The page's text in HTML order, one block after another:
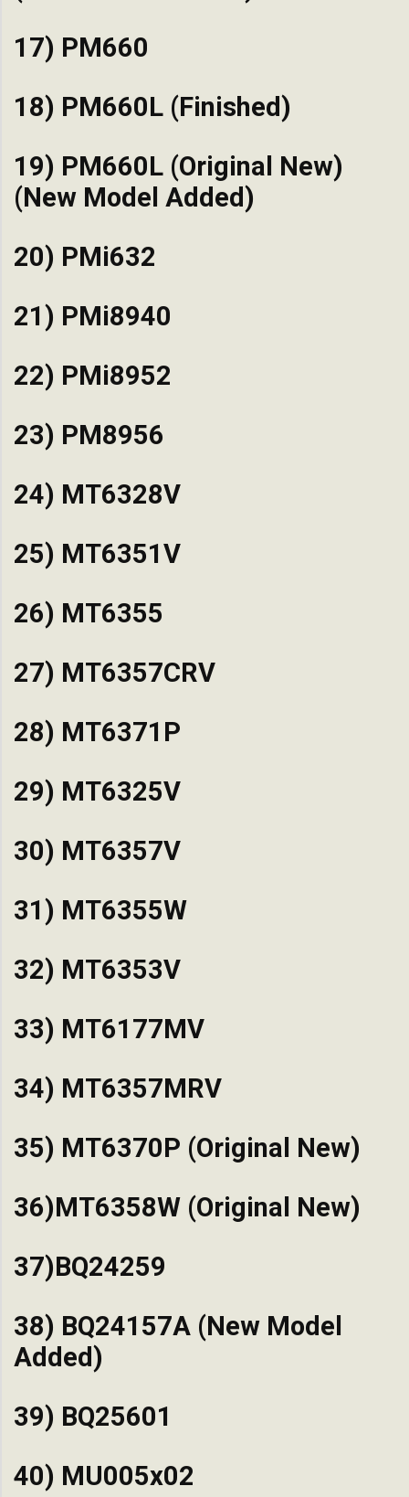
17) PM660
18) PM660L (Finished)
19) PM660L (Original New)
(New Model Added)
20) PMi632
21) PMi8940
22) PMi8952
23) PM8956
24) MT6328V
25) MT6351V
26) MT6355
27) MT6357CRV
28) MT6371P
29) MT6325V
30) MT6357V
31) MT6355W
32) MT6353V
33) MT6177MV
34) MT6357MRV
35) MT6370P (Original New)
36)MT6358W (Original New)
37)BQ24259
38) BQ24157A (New Model
Added)
39) BQ25601
40) MU005x02